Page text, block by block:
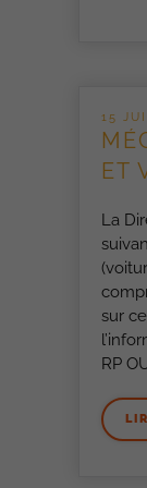
15
ET
La
sur
RP